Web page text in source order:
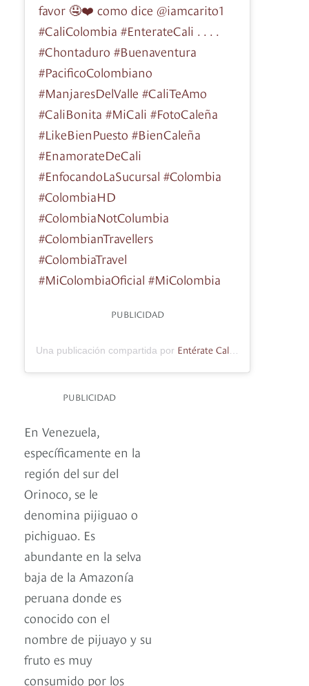
favor 🤤❤️ como dice @iamcarito1
#CaliColombia #EnterateCali . . . .
#Chontaduro #Buenaventura
#PacificoColombiano
#ManjaresDelValle #CaliTeAmo
#CaliBonita #MiCali #FotoCaleña
#LikeBienPuesto #BienCaleña
#EnamorateDeCali
#EnfocandoLaSucursal #Colombia
#ColombiaHD
#ColombiaNotColumbia
#ColombianTravellers
#ColombiaTravel
#MiColombiaOficial #MiColombia
PUBLICIDAD
Una publicación compartida por Entérate Cali
PUBLICIDAD
En Venezuela,
específicamente en la
región del sur del
Orinoco, se le
denomina pijiguao o
pichiguao. Es
abundante en la selva
baja de la Amazonía
peruana donde es
conocido con el
nombre de pijuayo y su
fruto es muy
consumido por los